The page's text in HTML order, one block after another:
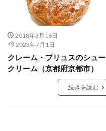
2018年3月16日
2023年7月1日
クレーム・プリュスのシュー
クリーム（京都府京都市）
続きを読む